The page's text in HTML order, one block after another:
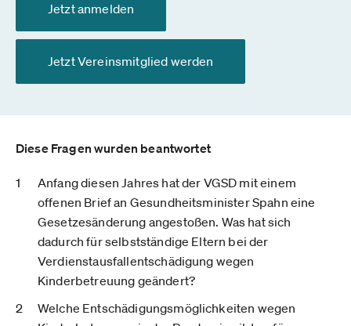
Jetzt anmelden
Jetzt Vereinsmitglied werden
Diese Fragen wurden beantwortet
Anfang diesen Jahres hat der VGSD mit einem
offenen Brief an Gesundheitsminister Spahn eine
Gesetzesänderung angestoßen. Was hat sich
dadurch für selbstständige Eltern bei der
Verdienstausfallentschädigung wegen
Kinderbetreuung geändert?
Welche Entschädigungsmöglichkeiten wegen